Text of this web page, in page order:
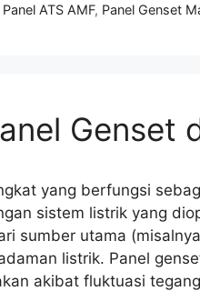
Panel ATS AMF, Panel Genset
Genset
yang berfungsi
sistem listrik yang
sumber utama
listrik. Panel
akibat fluktuasi